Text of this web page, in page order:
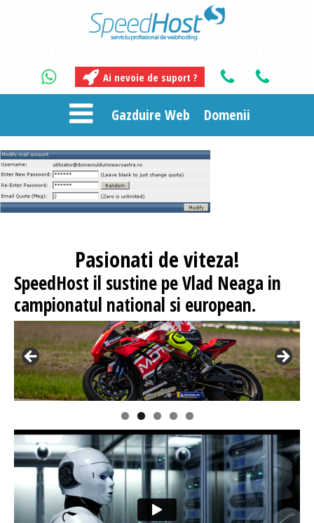
Ai nevoie de suport ?
Gazduire Web Domenii
Pasionati de viteza!
SpeedHost il sustine pe Vlad Neaga in
campionatul national si european.